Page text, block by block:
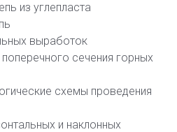
из углепласта
выработок
сечения горных
схемы проведения
и наклонных